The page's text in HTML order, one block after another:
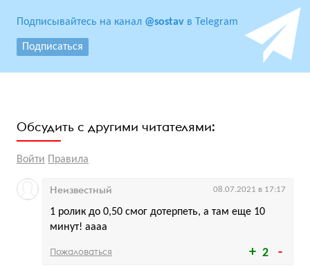
Подписывайтесь на канал @sostav в Telegram
Подписаться
Обсудить с другими читателями:
Войти Правила
2
1 ролик до 0,50 смог дотерпеть, а там еще 10
минут! аааа
Неизвестный 08.07.2021 в 17:17
Пожаловаться